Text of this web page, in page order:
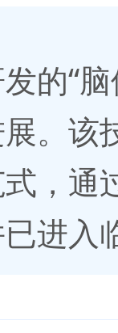
的“
。该
，通
进入